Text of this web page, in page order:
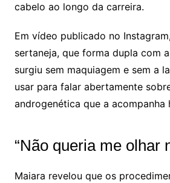
cabelo ao longo da carreira.
Em vídeo publicado no
sertaneja, que forma dupla com
surgiu sem maquiagem e sem a
usar para falar abertamente
androgenética que a acompanha
“Não queria me olhar
Maiara revelou que os